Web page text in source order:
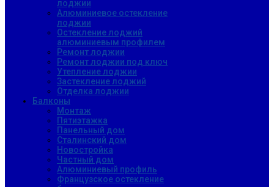
лоджии
Алюминиевое остекление
лоджии
Остекление лоджий
алюминиевым профилем
Ремонт лоджии
Ремонт лоджии под ключ
Утепление лоджии
Застекление лоджий
Отделка лоджии
Балконы
Монтаж
Пятиэтажка
Панельный дом
Сталинский дом
Новостройка
Частный дом
Алюминиевый профиль
Французское остекление